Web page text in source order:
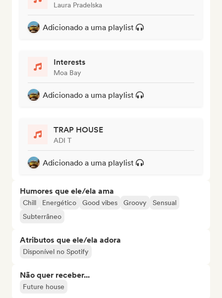
Laura Pradelska
Adicionado a uma playlist
Interests
Moa Bay
Adicionado a uma playlist
TRAP HOUSE
ADI T
Adicionado a uma playlist
Humores que ele/ela ama
Chill Energético Good vibes Groovy
Sensual
Subterrâneo
Atributos que ele/ela adora
Disponível no Spotify
Não quer receber...
Future house